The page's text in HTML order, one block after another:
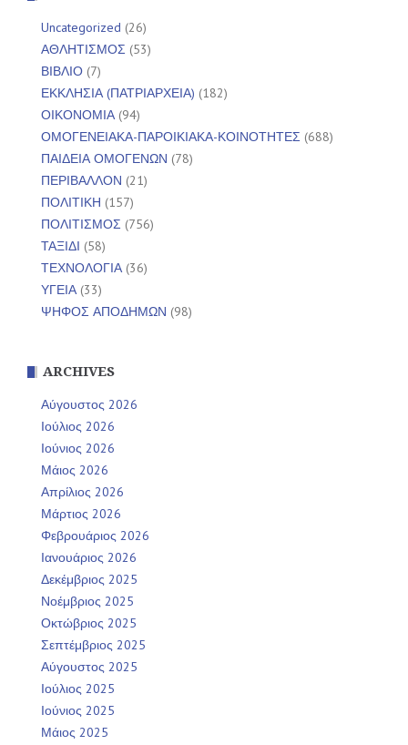
Uncategorized (26)
ΑΘΛΗΤΙΣΜΟΣ (53)
ΒΙΒΛΙΟ (7)
ΕΚΚΛΗΣΙΑ (ΠΑΤΡΙΑΡΧΕΙΑ) (182)
ΟΙΚΟΝΟΜΙΑ(94)
ΟΜΟΓΕΝΕΙΑΚΑ-ΠΑΡΟΙΚΙΑΚΑ-ΚΟΙΝΟΤΗΤΕΣ (688)
ΠΑΙΔΕΙΑ ΟΜΟΓΕΝΩΝ (78)
ΠΕΡΙΒΑΛΛΟΝ (21)
ΠΟΛΙΤΙΚΗ (157)
ΠΟΛΙΤΙΣΜΟΣ (756)
ΤΑΞΙΔΙ (58)
ΤΕΧΝΟΛΟΓΙΑ(36)
ΥΓΕΙΑ(33)
ΨΗΦΟΣ ΑΠΟΔΗΜΩΝ (98)
ARCHIVES
Αύγουστος 2026
Ιούλιος 2026
Ιούνιος 2026
Μάιος 2026
Απρίλιος 2026
Μάρτιος 2026
Φεβρουάριος 2026
Ιανουάριος 2026
Δεκέμβριος 2025
Νοέμβριος 2025
Οκτώβριος 2025
Σεπτέμβριος 2025
Αύγουστος 2025
Ιούλιος 2025
Ιούνιος 2025
Μάιος 2025